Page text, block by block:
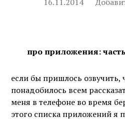
про приложения:
если бы пришлось озвучить,
понадобилось всем
меня в телефоне во время
этого списка приложений я